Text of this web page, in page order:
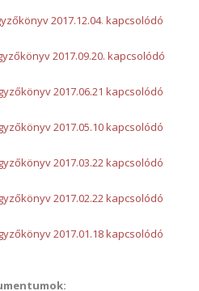
2017.12.04. kapcsolódó
2017.09.20. kapcsolódó
2017.06.21 kapcsolódó
2017.05.10kapcsolódó
2017.03.22kapcsolódó
2017.02.22kapcsolódó
2017.01.18kapcsolódó